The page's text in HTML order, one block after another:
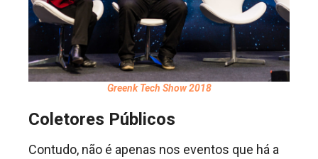
Greenk Tech Show 2018
Coletores Públicos
Contudo, não é apenas nos eventos que há a